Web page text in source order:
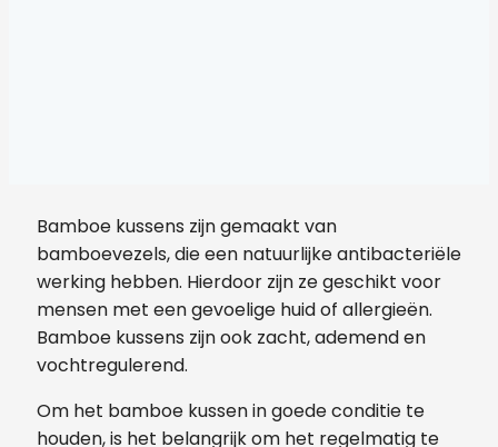
Bamboe kussens zijn gemaakt van
bamboevezels, die een natuurlijke antibacteriële
werking hebben. Hierdoor zijn ze geschikt voor
mensen met een gevoelige huid of allergieën.
Bamboe kussens zijn ook zacht, ademend en
vochtregulerend.
Om het bamboe kussen in goede conditie te
houden, is het belangrijk om het regelmatig te